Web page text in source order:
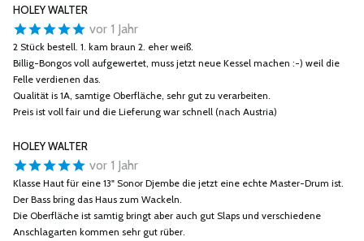
HOLEY WALTER
vor 1 Jahr
2 Stück bestell. 1. kam braun 2. eher weiß.
Billig-Bongos voll aufgewertet, muss jetzt neue Kessel machen :-) weil die
Felle verdienen das.
Qualität is 1A, samtige Oberfläche, sehr gut zu verarbeiten.
Preis ist voll fair und die Lieferung war schnell (nach Austria)
HOLEY WALTER
vor 1 Jahr
Klasse Haut für eine 13" Sonor Djembe die jetzt eine echte Master-Drum ist.
Der Bass bring das Haus zum Wackeln.
Die Oberfläche ist samtig bringt aber auch gut Slaps und verschiedene
Anschlagarten kommen sehr gut rüber.